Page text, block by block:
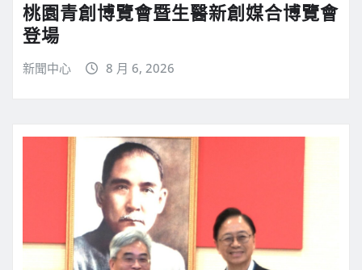
桃園青創博覽會暨生醫新創媒合博覽會
登場
新聞中心 8 月 6, 2026